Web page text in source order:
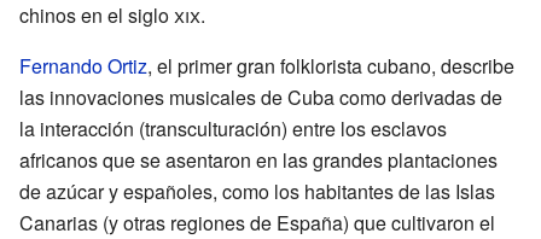
chinos en el sigloxix.
Fernando Ortiz, el primer gran folklorista cubano, describe
las innovaciones musicales de Cuba como derivadas de
la interacción (transculturación) entre los esclavos
africanos que se asentaron en las grandes plantaciones
de azúcar y españoles, como los habitantes de las Islas
Canarias (y otras regiones de España) que cultivaron el